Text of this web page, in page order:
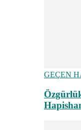
GEÇEN